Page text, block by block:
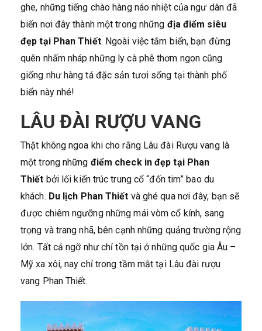
ghe, những tiếng chào hàng náo nhiệt của ngư dân đã
biến nơi đây thành một trong những địa điểm siêu
đẹp tại Phan Thiết. Ngoài việc tắm biển, bạn đừng
quên nhấm nháp những ly cà phê thơm ngon cũng
giống như hàng tá đặc sản tươi sống tại thành phố
biển này nhé!
LÂU ĐÀI RƯỢU VANG
Thật không ngoa khi cho rằng Lâu đài Rượu vang là
một trong những điểm check in đẹp tại Phan
Thiết bởi lối kiến trúc trung cổ “đốn tim” bao du
khách. Du lịch Phan Thiết và ghé qua nơi đây, bạn sẽ
được chiêm ngưỡng những mái vòm cổ kính, sang
trọng và trang nhã, bên cạnh những quảng trường rộng
lớn. Tất cả ngỡ như chỉ tồn tại ở những quốc gia Âu –
Mỹ xa xôi, nay chỉ trong tầm mắt tại Lâu đài rượu
vang Phan Thiết.